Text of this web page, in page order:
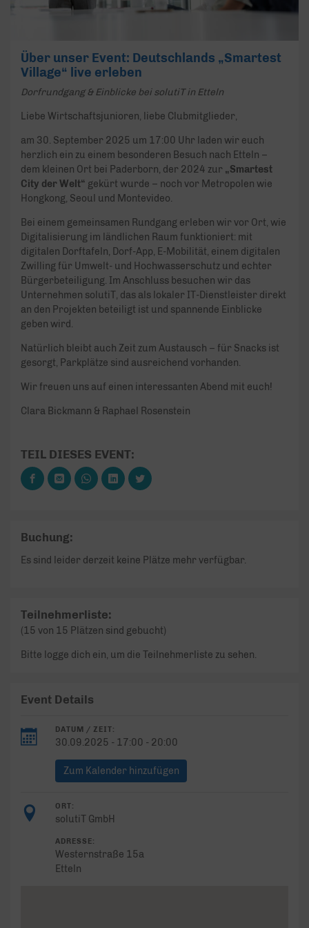
Über unser Event: Deutschlands „Smartest
Village“ live erleben
Dorfrundgang & Einblicke bei solutiT in Etteln
Liebe Wirtschaftsjunioren, liebe Clubmitglieder,
am 30. September 2025 um 17:00 Uhr laden wir euch
herzlich ein zu einem besonderen Besuch nach Etteln –
dem kleinen Ort bei Paderborn, der 2024 zur „Smartest
City der Welt“ gekürt wurde – noch vor Metropolen wie
Hongkong, Seoul und Montevideo.
Bei einem gemeinsamen Rundgang erleben wir vor Ort, wie
Digitalisierung im ländlichen Raum funktioniert: mit
digitalen Dorftafeln, Dorf-App, E-Mobilität, einem digitalen
Zwilling für Umwelt- und Hochwasserschutz und echter
Bürgerbeteiligung. Im Anschluss besuchen wir das
Unternehmen solutiT, das als lokaler IT-Dienstleister direkt
an den Projekten beteiligt ist und spannende Einblicke
geben wird.
Natürlich bleibt auch Zeit zum Austausch – für Snacks ist
gesorgt, Parkplätze sind ausreichend vorhanden.
Wir freuen uns auf einen interessanten Abend mit euch!
Clara Bickmann & Raphael Rosenstein
TEIL DIESES EVENT:
Buchung:
Es sind leider derzeit keine Plätze mehr verfügbar.
Teilnehmerliste:
(15 von 15 Plätzen sind gebucht)
Bitte logge dich ein, um die Teilnehmerliste zu sehen.
Event Details
DATUM / ZEIT:
30.09.2025 - 17:00 - 20:00
Zum Kalender hinzufügen
ORT:
solutiT GmbH
ADRESSE:
Westernstraße 15a
Etteln